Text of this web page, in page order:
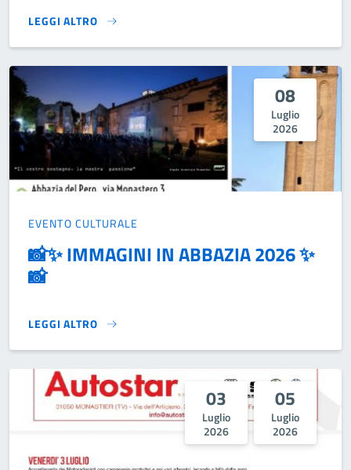
LEGGI ALTRO
🎬🍿 CINEMA IN PAGODA AL PARCO COMUNALE🍿📽}
08
Luglio
2026
EVENTO CULTURALE
📸✨ IMMAGINI IN ABBAZIA 2026 ✨
📸
LEGGI ALTRO
📸✨ IMMAGINI IN ABBAZIA 2026 ✨📸}
03
Luglio
2026
05
Luglio
2026